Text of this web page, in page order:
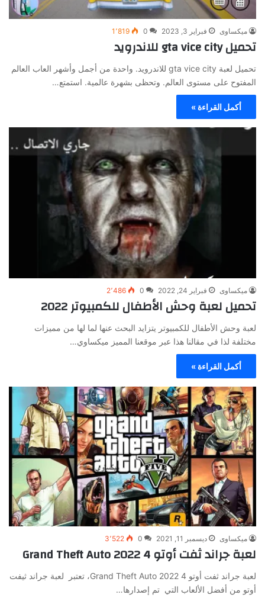
ميكساوى فبراير 3, 2023 0 1٬819
تحميل gta vice city للاندرويد
تحميل لعبة gta vice city للاندرويد. واحدة من أجمل وأشهر العاب العالم
المفتوح على مستوى العالم. وتحظى بشهرة عالمية. استمتع…
أكمل القراءة »
ميكساوى فبراير 24, 2022 0 2٬486
تحميل لعبة وحش الأطفال للكمبيوتر 2022
لعبة وحش الأطفال للكمبيوتر يتزايد البحث عنها لما لها من مميزات
مختلفة لذا في مقالنا هذا عبر موقعنا المميز ميكساوي…
أكمل القراءة »
ميكساوى ديسمبر 11, 2021 0 3٬522
لعبة جراند ثفت أوتو 4 Grand Theft Auto 2022
لعبة جراند ثفت أوتو 4 Grand Theft Auto 2022، تعتبر لعبة جراند ثيفت
أوتو من أفضل الألعاب التي تم إصدارها…